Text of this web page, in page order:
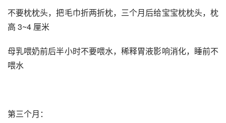
不要枕枕头，把毛巾折两折枕，三个月后给宝宝枕枕头，枕
高 3~4 厘米
母乳喂奶前后半小时不要喂水，稀释胃液影响消化，睡前不
喂水
第三个月：